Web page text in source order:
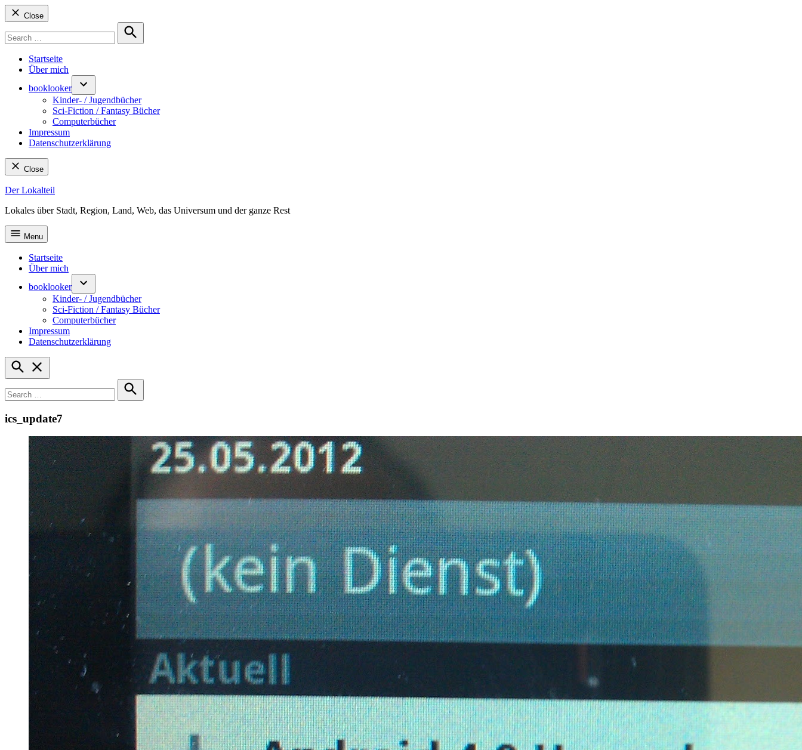
Close
for:
Search
Startseite
Über mich
booklooker
Kinder- / Jugendbücher
Sci-Fiction / Fantasy Bücher
Computerbücher
Impressum
Datenschutzerklärung
Close
Skip
content
Der Lokalteil
Lokales über Stadt, Region, Land, Web, das Universum und der ganze Rest
Menu
Startseite
Über mich
booklooker
Kinder- / Jugendbücher
Sci-Fiction / Fantasy Bücher
Computerbücher
Impressum
Datenschutzerklärung
Open
Search
for:
Search
ics_update7